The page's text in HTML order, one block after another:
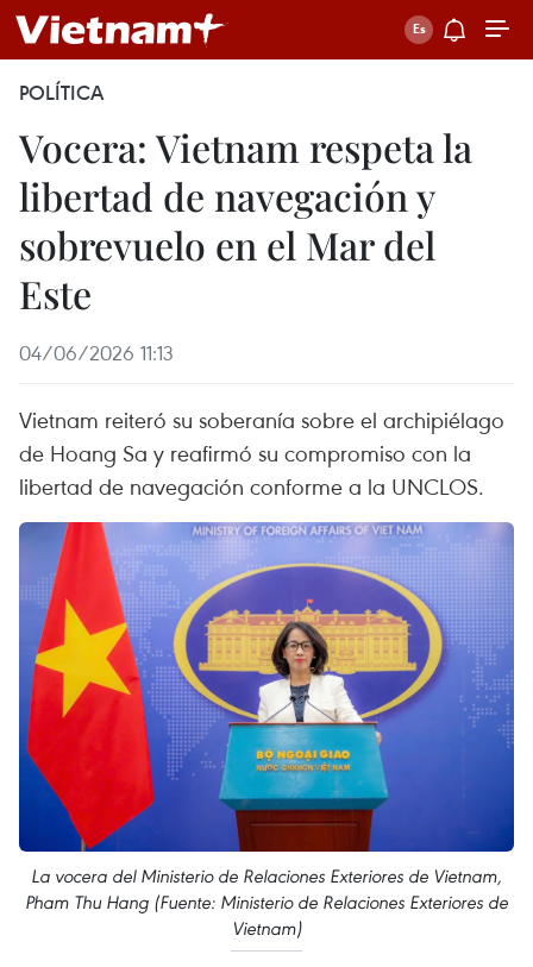
POLÍTICA
Vocera: Vietnam respeta la
libertad de navegación y
sobrevuelo en el Mar del
Este
04/06/2026 11:13
Vietnam reiteró su soberanía sobre el archipiélago
de Hoang Sa y reafirmó su compromiso con la
libertad de navegación conforme a la UNCLOS.
La vocera del Ministerio de Relaciones Exteriores de Vietnam,
Pham Thu Hang (Fuente: Ministerio de Relaciones Exteriores de
Vietnam)